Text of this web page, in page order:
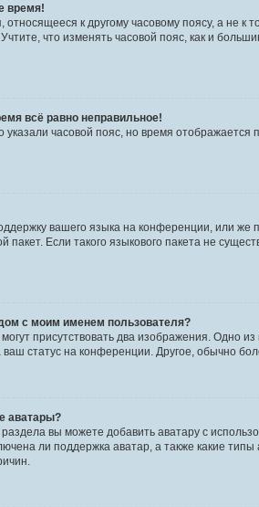
время!
к другому часовому поясу, а не к
что изменять часовой пояс, как и
всё равно неправильное!
указали часовой пояс, но время
вашего языка на конференции, или
пакет. Если такого языкового пакета не
с моим именем пользователя?
присутствовать два изображения. Одно
статус на конференции. Другое, обычно
аватары?
вы можете добавить аватару с
ли поддержка аватар, а также какие